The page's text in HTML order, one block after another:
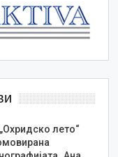
лето“